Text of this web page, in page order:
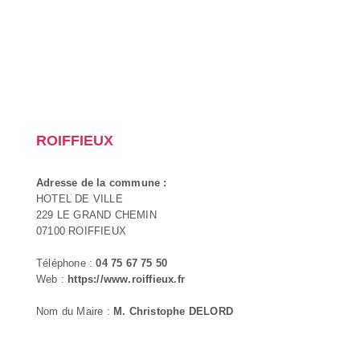
ROIFFIEUX
Adresse de la commune :
HOTEL DE VILLE
229 LE GRAND CHEMIN
07100 ROIFFIEUX
Téléphone :04 75 67 75 50
Web : https://www.roiffieux.fr
Nom du Maire : M. Christophe DELORD